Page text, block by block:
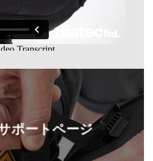
サポートページ